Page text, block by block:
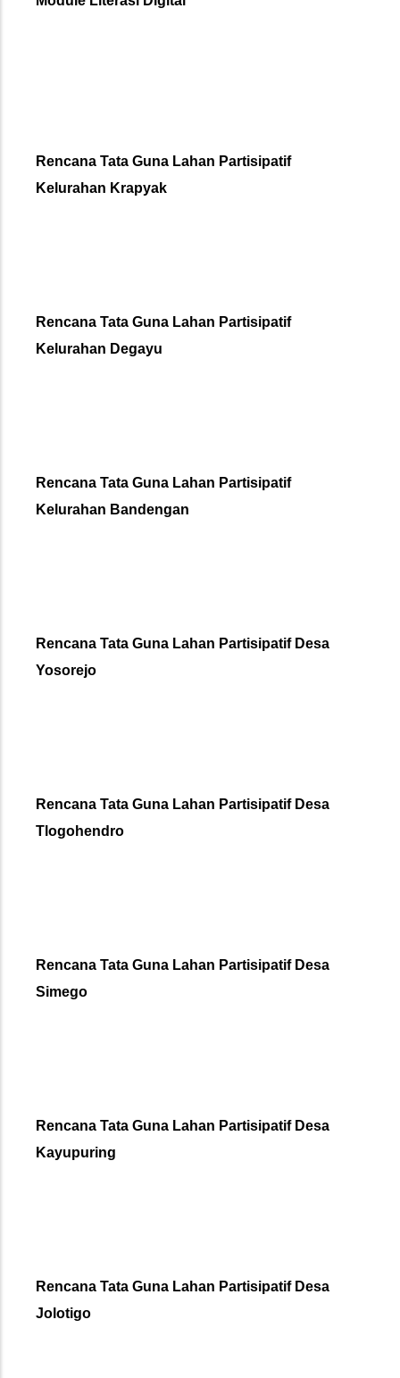
Rencana Tata Guna Lahan Partisipatif
Kelurahan Krapyak
Rencana Tata Guna Lahan Partisipatif
Kelurahan Degayu
Rencana Tata Guna Lahan Partisipatif
Kelurahan Bandengan
Rencana Tata Guna Lahan Partisipatif Desa
Yosorejo
Rencana Tata Guna Lahan Partisipatif Desa
Tlogohendro
Rencana Tata Guna Lahan Partisipatif Desa
Simego
Rencana Tata Guna Lahan Partisipatif Desa
Kayupuring
Rencana Tata Guna Lahan Partisipatif Desa
Jolotigo